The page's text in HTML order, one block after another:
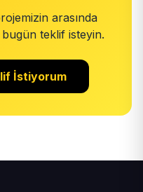
arasında
teklif isteyin.
İstiyorum